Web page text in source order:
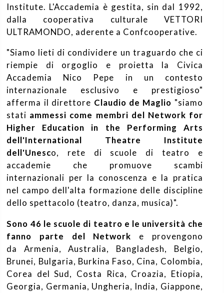
Institute. L'Accademia è gestita, sin dal 1992,
dalla cooperativa culturale VETTORI
ULTRAMONDO, aderente a Confcooperative.
"Siamo lieti di condividere un traguardo che ci
riempie di orgoglio e proietta la Civica
Accademia Nico Pepe in un contesto
internazionale esclusivo e prestigioso"
afferma il direttore Claudio de Maglio "siamo
stati ammessi come membri del Network for
Higher Education in the Performing Arts
dell'International Theatre Institute
dell'Unesco, rete di scuole di teatro e
accademie che promuove scambi
internazionali per la conoscenza e la pratica
nel campo dell'alta formazione delle discipline
dello spettacolo (teatro, danza, musica)".
Sono 46 le scuole di teatro e le università che
fanno parte del Network e provengono
da Armenia, Australia, Bangladesh, Belgio,
Brunei, Bulgaria, Burkina Faso, Cina, Colombia,
Corea del Sud, Costa Rica, Croazia, Etiopia,
Georgia, Germania, Ungheria, India, Giappone,